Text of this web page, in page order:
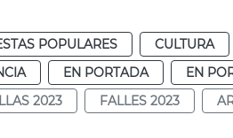
POPULARES
CULTURA
EN PORTADA
EN
2023 FALLES 2023